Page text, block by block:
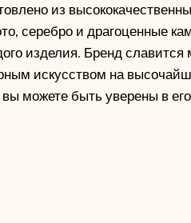
из
серебро и драгоценные
изделия. Бренд
искусством на
можете быть уверены в